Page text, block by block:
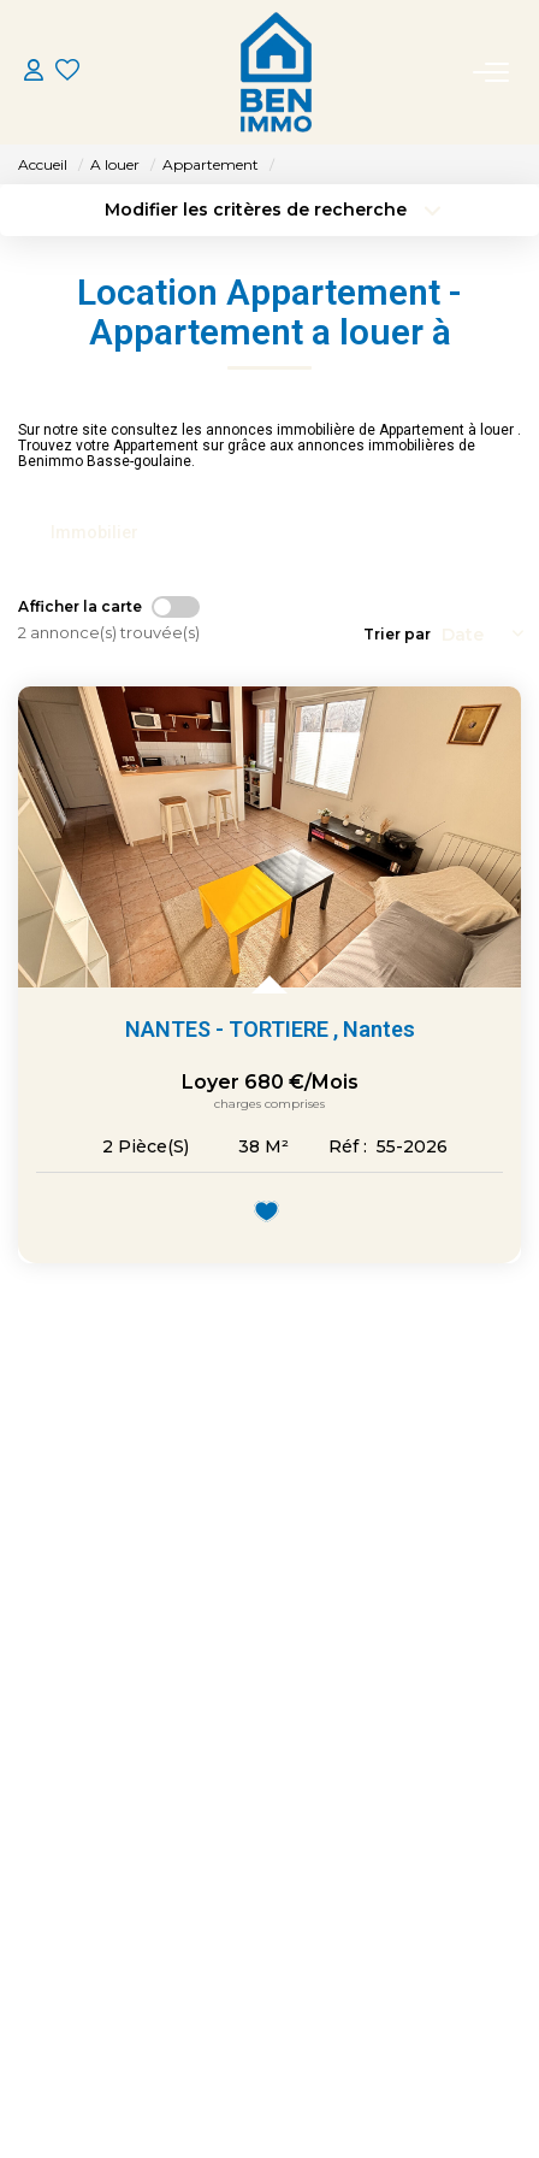
ACHETER
MON AGENCE
Accueil A louer Appartement
Modifier les critères de recherche
Sélectionnez...
Type de bien
Surface min
Créer une alerte
Location Appartement -
Appartement a louer à
Sur notre site consultez les annonces immobilière de Appartement à louer .
Trouvez votre Appartement sur grâce aux annonces immobilières de
Benimmo Basse-goulaine.
Afficher la carte
2 annonce(s) trouvée(s) Trier par
NANTES - TORTIERE , Nantes
Loyer 680 €/mois
charges comprises
2 Pièce(s) 38 M² Réf : 55-2026